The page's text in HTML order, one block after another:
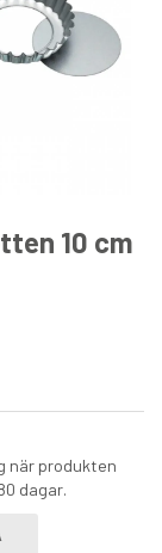
10 cm
när produkten
dagar.